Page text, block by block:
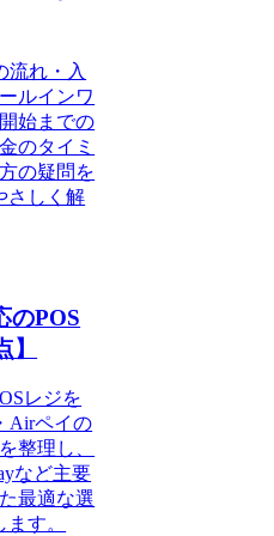
流れ・入
ルインワ
始までの
のタイミ
の疑問を
さしく解
のPOS
レジを
Airペイの
整理し、
など主要
最適な選
す。